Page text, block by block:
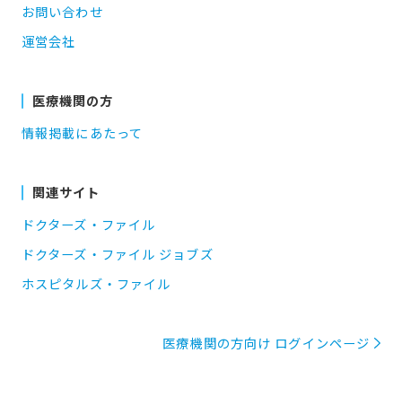
お問い合わせ
運営会社
医療機関の方
情報掲載にあたって
関連サイト
ドクターズ・ファイル
ドクターズ・ファイル ジョブズ
ホスピタルズ・ファイル
医療機関の方向け ログインページ